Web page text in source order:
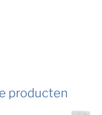
producten